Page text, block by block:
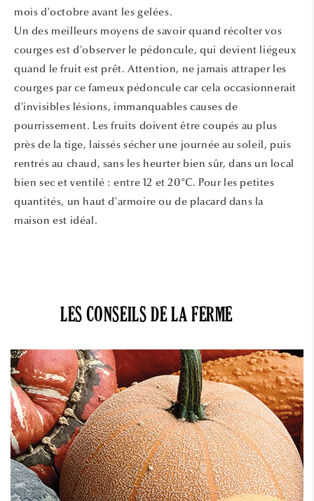
mois d'octobre avant les gelées.
Un des meilleurs moyens de savoir quand récolter vos
courges est d'observer le pédoncule, qui devient liégeux
quand le fruit est prêt. Attention, ne jamais attraper les
courges par ce fameux pédoncule car cela occasionnerait
d'invisibles lésions, immanquables causes de
pourrissement. Les fruits doivent être coupés au plus
près de la tige, laissés sécher une journée au soleil, puis
rentrés au chaud, sans les heurter bien sûr, dans un local
bien sec et ventilé : entre 12 et 20°C. Pour les petites
quantités, un haut d'armoire ou de placard dans la
maison est idéal.
LES CONSEILS DE LA FERME